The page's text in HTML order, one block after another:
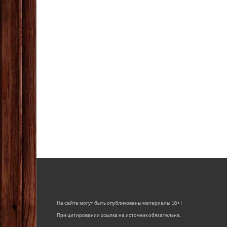
На сайте могут быть опубликованы материалы 18+!
При цитировании ссылка на источник обязательна.